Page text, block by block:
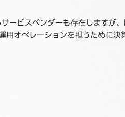
ービスベンダーも存在しますが
オペレーションを担うために決